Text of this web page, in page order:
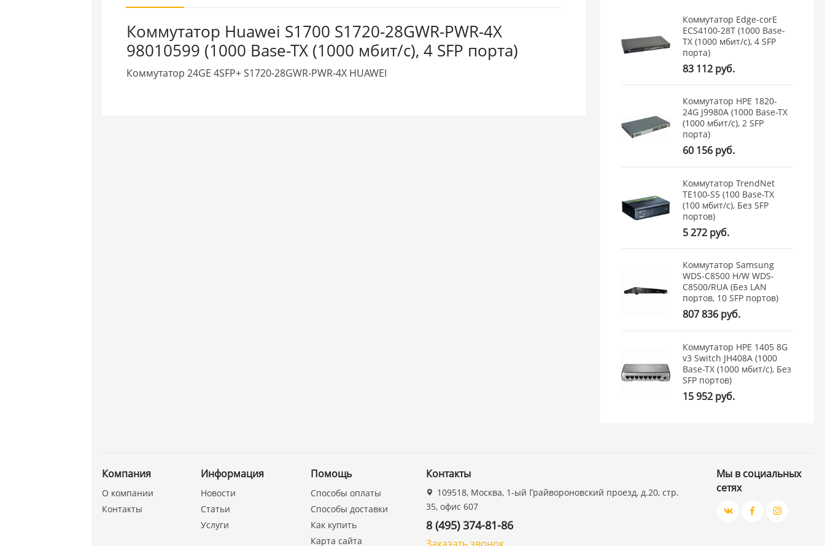
Коммутатор Huawei S1700 S1720-28GWR-PWR-4X
98010599 (1000 Base-TX (1000 мбит/с), 4 SFP порта)
Коммутатор 24GE 4SFP+ S1720-28GWR-PWR-4X HUAWEI
Коммутатор Edge-corE
ECS4100-28T (1000 Base-
TX (1000 мбит/с), 4 SFP
порта)
83 112 руб.
Коммутатор HPE 1820-
24G J9980A (1000 Base-TX
(1000 мбит/с), 2 SFP
порта)
60 156 руб.
Коммутатор TrendNet
TE100-S5 (100 Base-TX
(100 мбит/с), Без SFP
портов)
5 272 руб.
Коммутатор Samsung
WDS-C8500 H/W WDS-
C8500/RUA (Без LAN
портов, 10 SFP портов)
807 836 руб.
Коммутатор HPE 1405 8G
v3 Switch JH408A (1000
Base-TX (1000 мбит/с), Без
SFP портов)
15 952 руб.
Компания
О компании
Контакты
Информация
Новости
Статьи
Услуги
Помощь
Способы оплаты
Способы доставки
Как купить
Карта сайта
Контакты
109518, Москва, 1-ый Грайвороновский проезд, д.20, стр.
35, офис 607
8 (495) 374-81-86
Мы в социальных
сетях